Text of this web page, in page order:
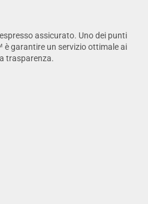
assicurato. Uno dei punti
garantire un servizio ottimale ai
trasparenza.